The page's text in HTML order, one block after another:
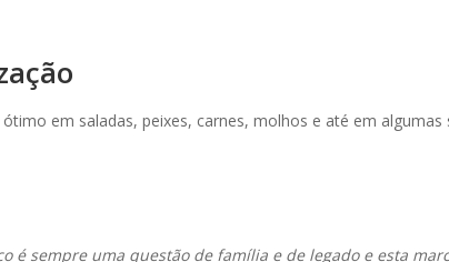
em saladas, peixes, carnes, molhos e até em
é sempre uma questão de família e de legado e esta